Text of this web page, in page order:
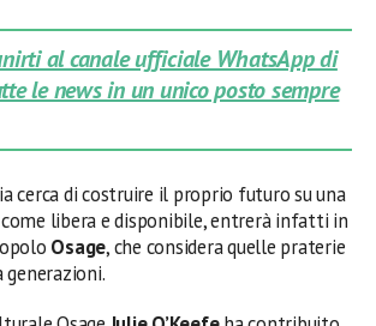
al canale ufficiale WhatsApp di
le news in un unico posto sempre
cerca di costruire il proprio futuro su una
libera e disponibile, entrerà infatti in
Osage, che considera quelle praterie
generazioni.